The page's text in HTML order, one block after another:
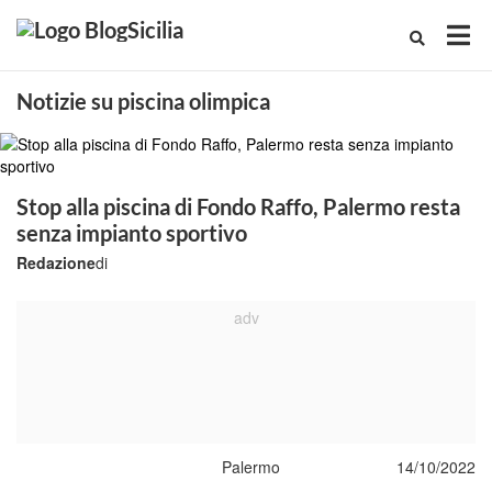
Notizie su piscina olimpica
Stop alla piscina di Fondo Raffo, Palermo resta
senza impianto sportivo
di
Redazione
Palermo 14/10/2022